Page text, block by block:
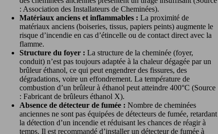
: Association des Installateurs de Cheminées).
Matériaux anciens et inflammables : La proximité de
matériaux anciens (boiseries, tissus, papiers peints) augmente le
risque d’incendie en cas d’étincelle ou de contact direct avec la
flamme.
Structure du foyer : La structure de la cheminée (foyer,
conduit) n’est pas toujours adaptée à la chaleur dégagée par un
brûleur éthanol, ce qui peut engendrer des fissures, des
dégradations, voire un effondrement. La température de
combustion d’un brûleur à éthanol peut atteindre 400°C (Source
: Fabricant de brûleurs éthanol X).
Absence de détecteur de fumée : Nombre de cheminées
anciennes ne sont pas équipées de détecteurs de fumée, retardant
la détection d’un incendie et réduisant les chances de réagir à
temps. Il est recommandé d’installer un détecteur de fumée à